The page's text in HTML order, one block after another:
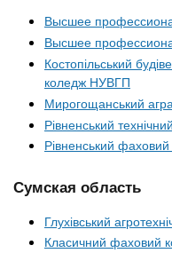
Высшее
Высшее
Костопільський
коледж НУВГП
Мирогощанський
Рівненський
Рівненський
Сумская область
Глухівський
Класичний фаховий